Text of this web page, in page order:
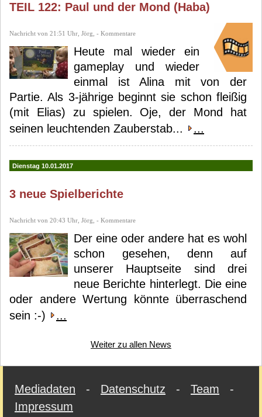
TEIL 122: Paul und der Mond (Haba)
Nachricht von 21:51 Uhr, Jörg, - Kommentare
Heute mal wieder ein
gameplay und wieder
einmal ist Alina mit von der
Partie. Als 3-jährige beginnt sie schon fleißig
(mit Elias) zu spielen. Oje, der Mond hat
seinen leuchtenden Zauberstab...
...
Dienstag 10.01.2017
3 neue Spielberichte
Nachricht von 20:43 Uhr, Jörg, - Kommentare
Der eine oder andere hat es wohl
schon gesehen, denn auf
unserer Hauptseite sind drei
neue Berichte hinterlegt. Die eine
oder andere Wertung könnte überraschend
sein :-)
...
Weiter zu allen News
Mediadaten - Datenschutz - Team -
Impressum